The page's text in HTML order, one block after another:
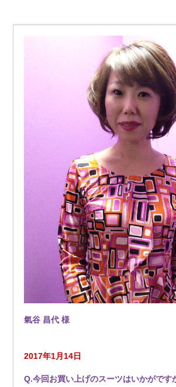
氣谷 昌代 様
2017年1月14日
Q.今回お買い上げのスーツはいかがです